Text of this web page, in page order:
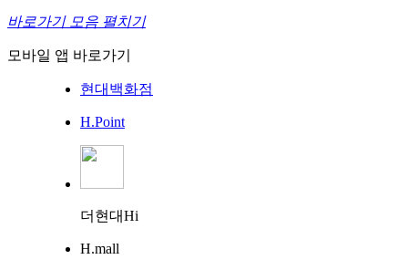
바로가기 모음 펼치기
모바일 앱 바로가기
현대백화점
H.Point
더현대Hi
H.mall